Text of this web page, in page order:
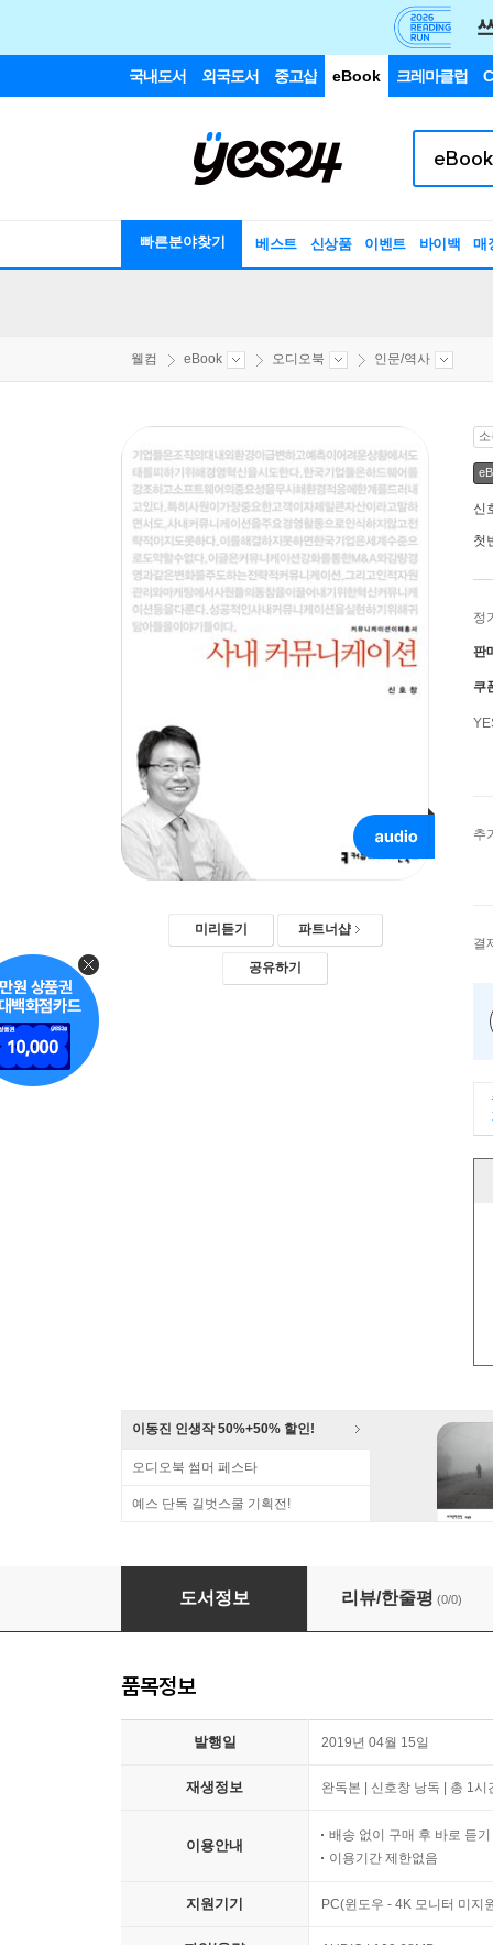
국내도서 외국도서 중고샵 eBook 크레마클럽
빠른분야찾기 베스트 신상품 이벤트 바이백 매
웰컴 eBook 오디오북 인문/역사
미리듣기 파트너샵
공유하기
신
첫
정
판
쿠
추
결
이동진 인생작 50%+50% 할인!
오디오북 썸머 페스타
예스 단독 길벗스쿨 기획전!
사내 커뮤니케이션
도서정보 리뷰/한줄평 (0/0)
품목정보
발행일 2019년 04월 15일
재생정보 완독본 | 신호창 낭독 | 총 1시
이용안내
배송 없이 구매 후 바로 듣기
이용기간 제한없음
지원기기 PC(윈도우 - 4K 모니터 미지